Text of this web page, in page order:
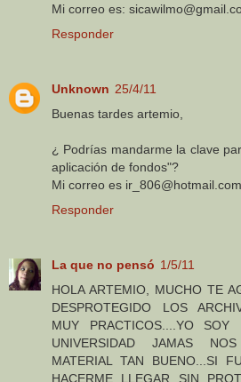
Mi correo es:
Responder
Unknown 25/4/11
Buenas tardes artemio,
¿ Podrías mandarme la clave
aplicación de fondos"?
Mi correo es ir_806@hotmail.com
Responder
La que no pensó 1/5/11
HOLA ARTEMIO, MUCHO TE
DESPROTEGIDO LOS
MUY PRACTICOS....YO
UNIVERSIDAD JAMAS
MATERIAL TAN BUENO...SI
HACERME LLEGAR SIN